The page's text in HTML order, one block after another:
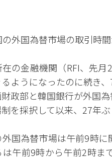
外国為替市場の取引時
の金融機関（RFI、先
ようになったのに続き
政部と韓国銀行が外国
を採択して以来、27年
国為替市場は午前9時
午前9時から午前2時ま